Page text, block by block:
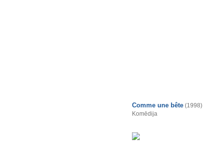
Comme une bête (1998)
Komēdija